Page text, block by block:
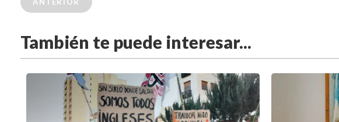
ANTERIOR
También te puede interesar...